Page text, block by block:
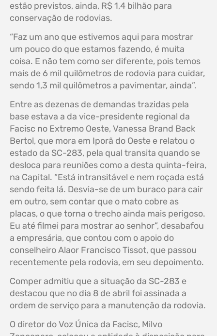
estão previstos, ainda, R$ 1,4 bilhão para
conservação de rodovias.
“Faz um ano que estivemos aqui para mostrar
um pouco do que estamos fazendo, é muita
coisa. E não tem como ser diferente, pois temos
mais de 6 mil quilômetros de rodovia para cuidar,
sendo 1,3 mil quilômetros a pavimentar, ainda”.
Entre as dezenas de demandas trazidas pela
base estava a da vice-presidente regional da
Facisc no Extremo Oeste, Vanessa Brand Back
Bertol, que mora em Iporã do Oeste e relatou o
estado da SC-283, pela qual transita quando se
desloca para reuniões como a desta quinta-feira,
na Capital. “Está intransitável e nem roçada está
sendo feita lá. Desvia-se de um buraco para cair
em outro, sem contar que o mato cobre as
placas, o que torna o trecho ainda mais perigoso.
Eu até filmei para mostrar ao senhor”, desabafou
a empresária, que contou com o apoio do
conselheiro Alaor Francisco Tissot, que passou
recentemente pela rodovia, em seu depoimento.
Comper admitiu que a situação da SC-283 e
destacou que no dia 8 de abril foi assinada a
ordem de serviço para a manutenção da rodovia.
O diretor do Voz Única da Facisc, Milvo